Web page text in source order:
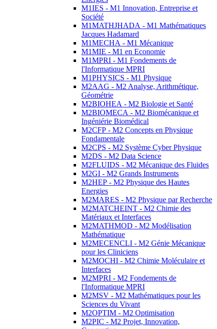
M1IES - M1 Innovation, Entreprise et
Société
M1MATHJHADA - M1 Mathématiques
Jacques Hadamard
M1MECHA - M1 Mécanique
M1MIE - M1 en Economie
M1MPRI - M1 Fondements de
l'Informatique MPRI
M1PHYSICS - M1 Physique
M2AAG - M2 Analyse, Arithmétique,
Géométrie
M2BIOHEA - M2 Biologie et Santé
M2BIOMECA - M2 Biomécanique et
Ingéniérie Biomédical
M2CFP - M2 Concepts en Physique
Fondamentale
M2CPS - M2 Système Cyber Physique
M2DS - M2 Data Science
M2FLUIDS - M2 Mécanique des Fluides
M2GI - M2 Grands Instruments
M2HEP - M2 Physique des Hautes
Energies
M2MARES - M2 Physique par Recherche
M2MATCHEINT - M2 Chimie des
Matériaux et Interfaces
M2MATHMOD - M2 Modélisation
Mathématique
M2MECENCLI - M2 Génie Mécanique
pour les Cliniciens
M2MOCHI - M2 Chimie Moléculaire et
Interfaces
M2MPRI - M2 Fondements de
l'Informatique MPRI
M2MSV - M2 Mathématiques pour les
Sciences du Vivant
M2OPTIM - M2 Optimisation
M2PIC - M2 Projet, Innovation,